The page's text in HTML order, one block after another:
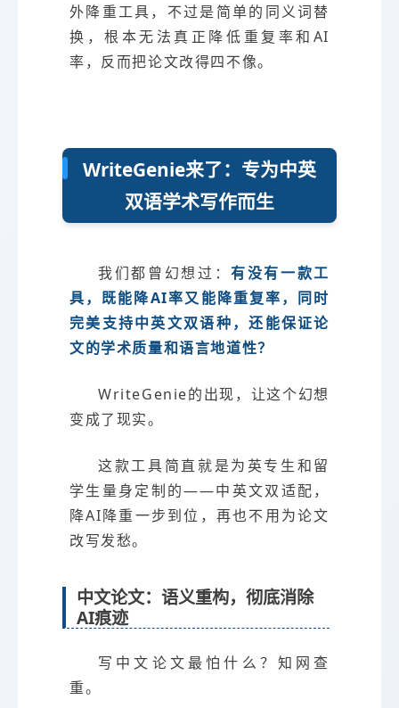
外降重工具，不过是简单的同义词替
换，根本无法真正降低重复率和AI
率，反而把论文改得四不像。
WriteGenie来了：专为中英
双语学术写作而生
我们都曾幻想过：有没有一款工
具，既能降AI率又能降重复率，同时
完美支持中英文双语种，还能保证论
文的学术质量和语言地道性？
WriteGenie的出现，让这个幻想
变成了现实。
这款工具简直就是为英专生和留
学生量身定制的——中英文双适配，
降AI降重一步到位，再也不用为论文
改写发愁。
中文论文：语义重构，彻底消除
AI痕迹
写中文论文最怕什么？知网查
重。